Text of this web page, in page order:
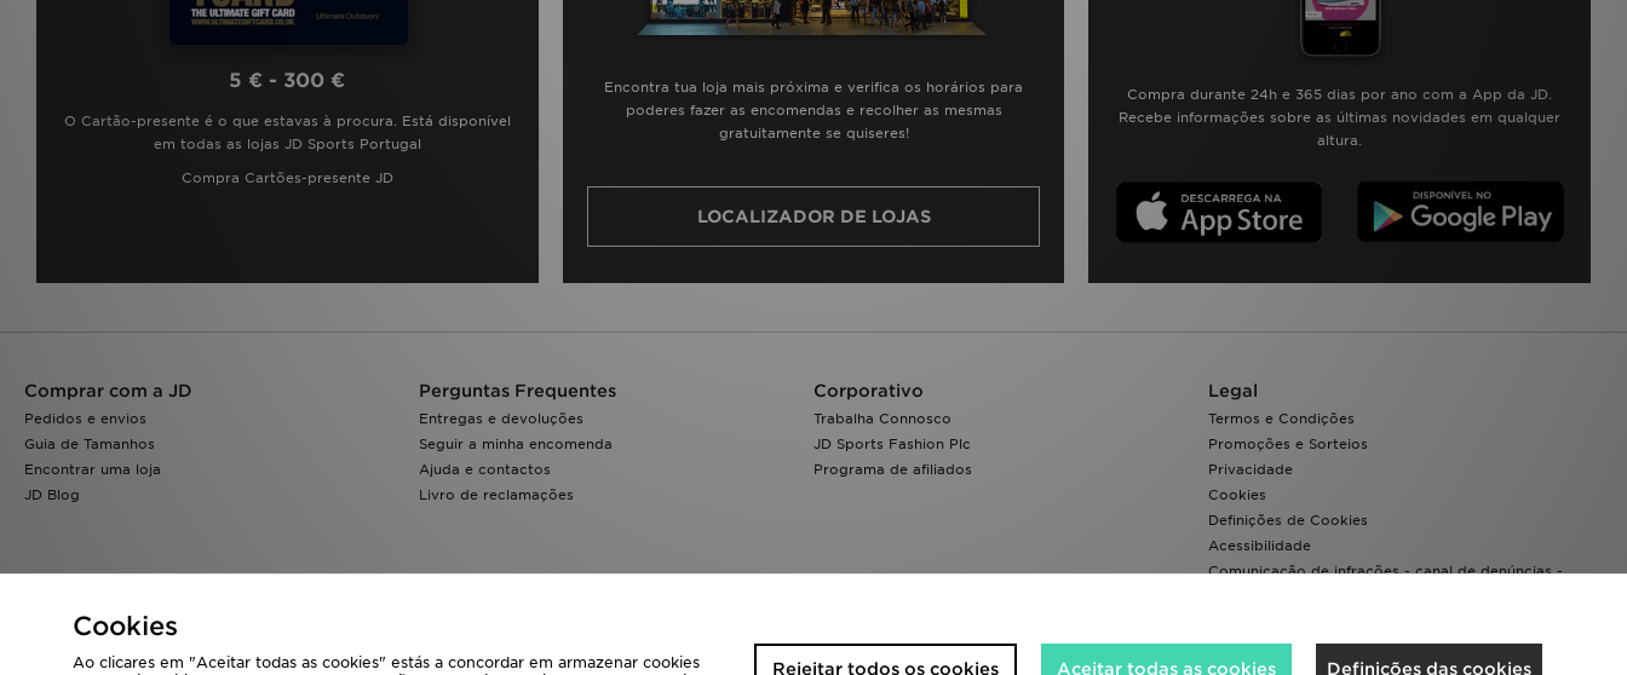
5 € - 300 €
O Cartão-presente é o que estavas à procura. Está disponível
em todas as lojas JD Sports Portugal
Compra Cartões-presente JD
Encontra tua loja mais próxima e verifica os horários para
poderes fazer as encomendas e recolher as mesmas
gratuitamente se quiseres!
LOCALIZADOR DE LOJAS
Compra durante 24h e 365 dias por ano com a App da JD.
Recebe informações sobre as últimas novidades em qualquer
altura.
Comprar com a JD
Pedidos e envios
Guia de Tamanhos
Encontrar uma loja
JD Blog
Perguntas Frequentes
Entregas e devoluções
Seguir a minha encomenda
Ajuda e contactos
Livro de reclamações
Corporativo
Trabalha Connosco
JD Sports Fashion Plc
Programa de afiliados
Legal
Termos e Condições
Promoções e Sorteios
Privacidade
Cookies
Definições de Cookies
Acessibilidade
Comunicação de infrações - canal de denúncias -
Cookies
Ao clicares em "Aceitar todas as cookies" estás a concordar em armazenar cookies
Definições das cookies
Aceitar todas as cookies
Rejeitar todos os cookies